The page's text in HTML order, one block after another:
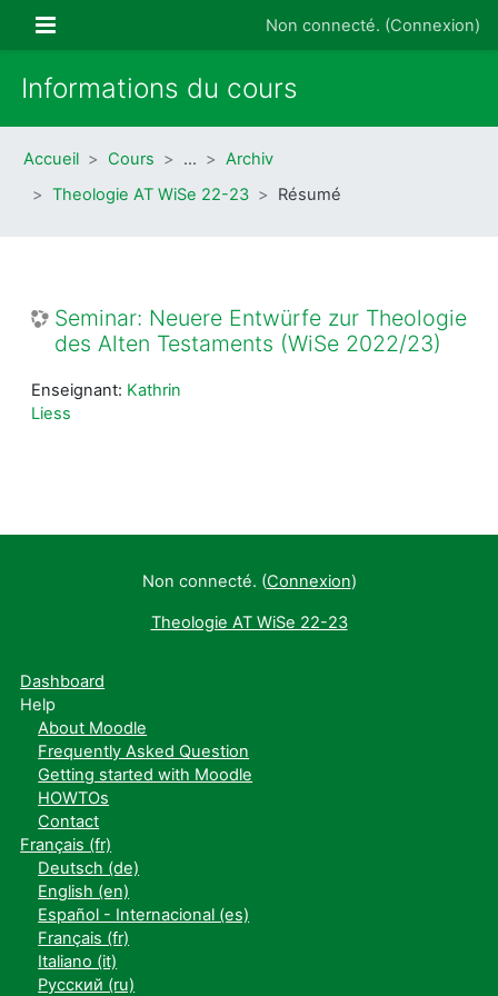
Panneau latéral Non connecté. (Connexion)
Informations du cours
Accueil Cours …
Archiv
Theologie AT WiSe 22-23
Résumé
Seminar: Neuere Entwürfe zur Theologie
des Alten Testaments (WiSe 2022/23)
Enseignant: Kathrin
Liess
Non connecté. (Connexion)
Theologie AT WiSe 22-23
Dashboard
Help
About Moodle
Frequently Asked Question
Getting started with Moodle
HOWTOs
Contact
Français ‎(fr)‎
Deutsch ‎(de)‎
English ‎(en)‎
Español - Internacional ‎(es)‎
Français ‎(fr)‎
Italiano ‎(it)‎
Русский ‎(ru)‎